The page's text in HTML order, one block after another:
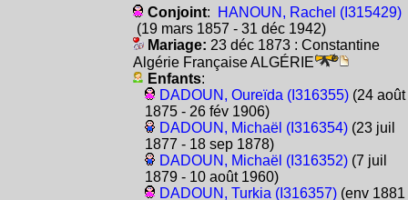
Conjoint:
HANOUN, Rachel (I315429)
(19 mars 1857 - 31 déc 1942)
Mariage: 23 déc 1873 : Constantine
Algérie Française ALGÉRIE
Enfants:
DADOUN, Oureïda (I316355)(24 août
1875 - 26 fév 1906)
DADOUN, Michaël (I316354)(23 juil
1877 - 18 sep 1878)
DADOUN, Michaël (I316352)(7 juil
1879 - 10 août 1960)
DADOUN, Turkia (I316357)(env 1881